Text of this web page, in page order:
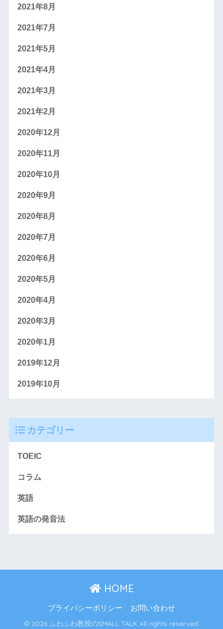
2021年8月
2021年7月
2021年5月
2021年4月
2021年3月
2021年2月
2020年12月
2020年11月
2020年10月
2020年9月
2020年8月
2020年7月
2020年6月
2020年5月
2020年4月
2020年3月
2020年1月
2019年12月
2019年10月
カテゴリー
TOEIC
コラム
英語
英語の発音法
HOME
プライバシーポリシー お問い合わせ
© 2026 ふわふわ教授のSMALL TALK All rights reserved.